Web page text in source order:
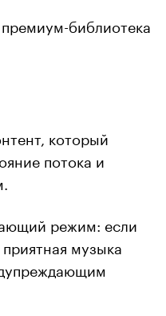
библиотека
который
потока и
режим: если
музыка